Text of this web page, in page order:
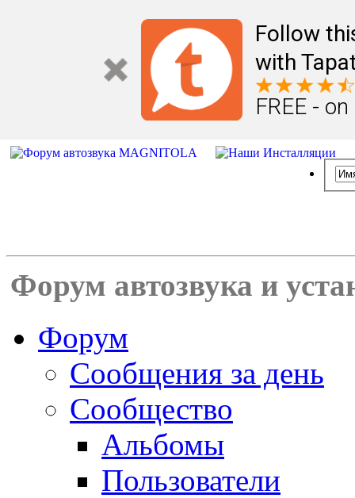
Follow
with
FREE -
Форум автозвука и
Форум
Сообщения за день
Сообщество
Альбомы
Пользователи